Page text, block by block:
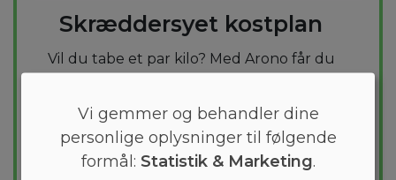
Skræddersyet kostplan
Vil du tabe et par kilo? Med Arono får du
sunde opskrifter sikrer at du hver dag
holder dig indenfor dit kaloriemål.
Vi gemmer og behandler dine
personlige oplysninger til følgende
formål: Statistik & Marketing.